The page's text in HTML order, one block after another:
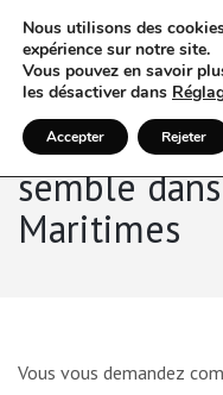
semble
Maritimes
Vous vous demandez
Nous utilisons des
expérience sur notre site.
Vous pouvez en savoir
les désactiver dans
Accepter Rejeter